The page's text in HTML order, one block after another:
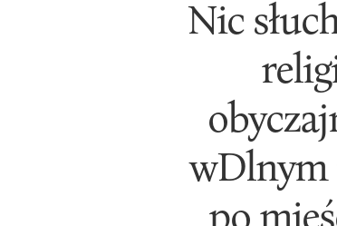
Nic
wDlnym
po